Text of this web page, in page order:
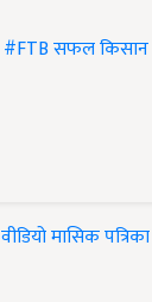
#FTBसफल किसान
वीडियोमासिक पत्रिका